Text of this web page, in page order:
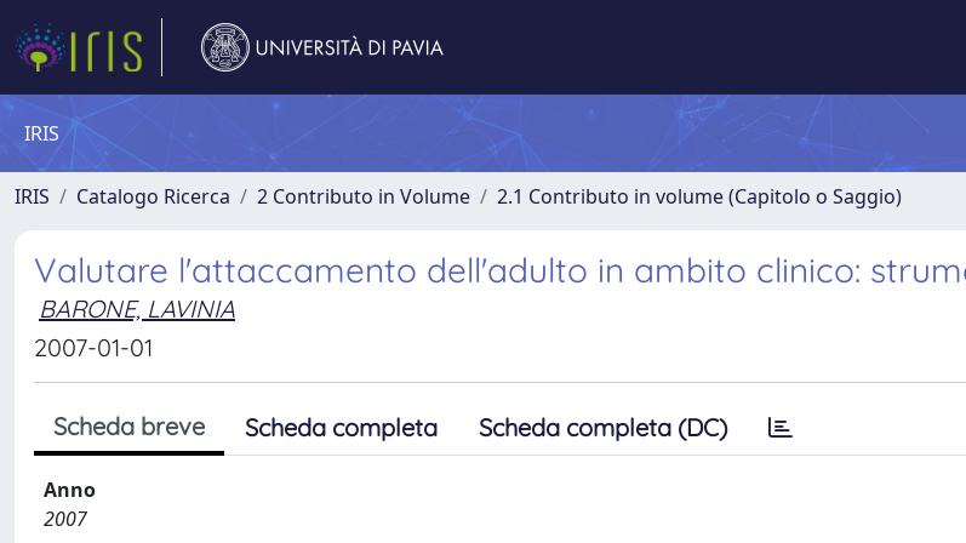
IRIS
IRIS Catalogo Ricerca 2 Contributo in Volume 2.1 Contributo in volume (Capitolo o Saggio)
Valutare l'attaccamento dell'adulto in ambito clinico:
BARONE, LAVINIA
2007-01-01
Scheda breve Scheda completa Scheda completa (DC)
Anno
2007